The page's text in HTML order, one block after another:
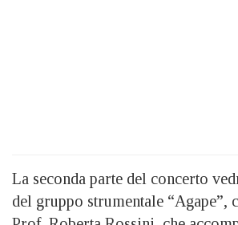
La seconda parte del concerto
del gruppo strumentale “Agape”,